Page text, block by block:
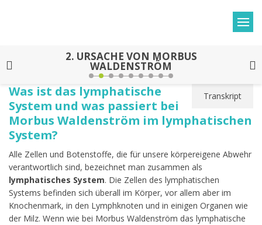
2. URSACHE VON MORBUS
WALDENSTRÖM
Transkript
Was ist das lymphatische
System und was passiert bei
Morbus Waldenström im lymphatischen
System?
Alle Zellen und Botenstoffe, die für unsere körpereigene Abwehr
verantwortlich sind, bezeichnet man zusammen als
lymphatisches System. Die Zellen des lymphatischen
Systems befinden sich überall im Körper, vor allem aber im
Knochenmark, in den Lymphknoten und in einigen Organen wie
der Milz. Wenn wie bei Morbus Waldenström das lymphatische